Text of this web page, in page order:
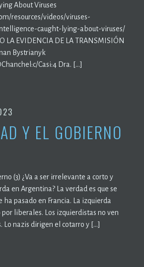
About Viruses
resources/videos/viruses-
caught-lying-about-viruses/
LA EVIDENCIA DE LA TRANSMISIÓN
Bystrianyk
Casi:4 Dra. […]
Y EL GOBIERNO
(3) ¿Va a ser irrelevante a corto y
en Argentina? La verdad es que se
ha pasado en Francia. La izquierda
por liberales. Los izquierdistas no ven
Lo nazis dirigen el cotarro y […]